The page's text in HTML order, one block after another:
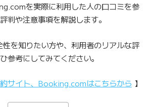
を実際に利用した人の口コミを参
判や注意事項を解説します。
を知りたい方や、利用者のリアルな評
参考にしてみてください。
サイト、Booking.comはこちらから 】